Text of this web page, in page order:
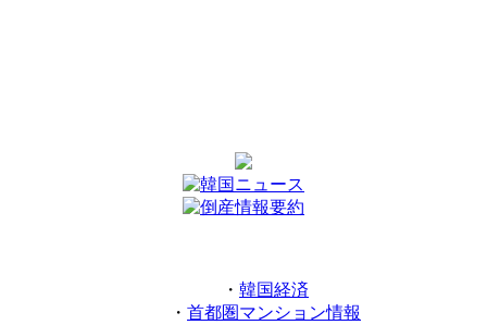
・ 韓国経済
・ 首都圏マンション情報